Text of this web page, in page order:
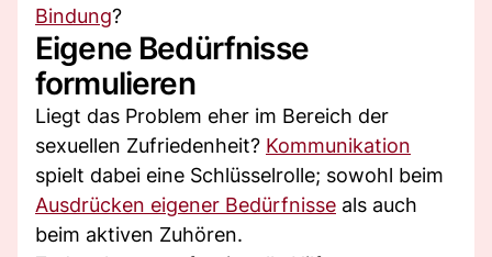
Bindung?
Eigene Bedürfnisse
formulieren
Liegt das Problem eher im Bereich der
sexuellen Zufriedenheit? Kommunikation
spielt dabei eine Schlüsselrolle; sowohl beim
Ausdrücken eigener Bedürfnisse als auch
beim aktiven Zuhören.